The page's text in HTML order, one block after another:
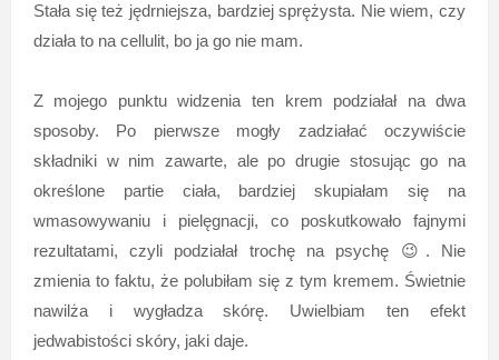
Stała się też jędrniejsza, bardziej sprężysta. Nie wiem, czy
działa to na cellulit, bo ja go nie mam.
Z mojego punktu widzenia ten krem podziałał na dwa
sposoby. Po pierwsze mogły zadziałać oczywiście
składniki w nim zawarte, ale po drugie stosując go na
określone partie ciała, bardziej skupiałam się na
wmasowywaniu i pielęgnacji, co poskutkowało fajnymi
rezultatami, czyli podziałał trochę na psychę 😉. Nie
zmienia to faktu, że polubiłam się z tym kremem. Świetnie
nawilża i wygładza skórę. Uwielbiam ten efekt
jedwabistości skóry, jaki daje.